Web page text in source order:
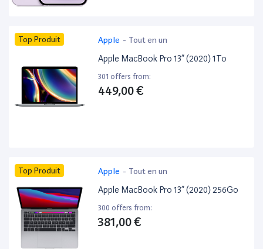
Top Produit Apple - Tout en un
Apple MacBook Pro 13” (2020) 1To
301 offers from:
449,00 €
Top Produit Apple - Tout en un
Apple MacBook Pro 13” (2020) 256Go
300 offers from:
381,00 €